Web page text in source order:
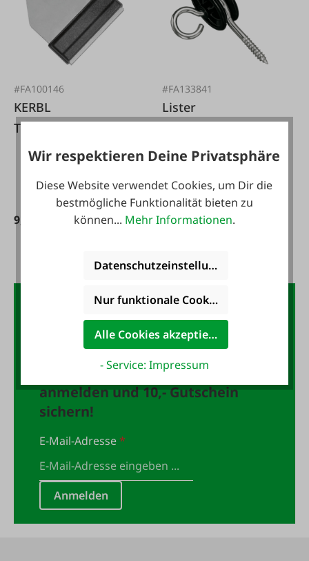
#FA100146
KERBL
Torgriffverbinder
Band 40 mm, 4 Stk.
9,50 €*
#FA133841
Lister
Stück
Inhalt:10 Stück(0,81 € / 1
Ab
Der FAIE-Newsletter:
10,- Gutschein
Jetzt für den FAIE-Newsletter
anmelden und 10,- Gutschein
sichern!
E-Mail-Adresse*
Anmelden
Wir respektieren Deine Privatsphäre
Diese Website verwendet Cookies, um Dir die
bestmögliche Funktionalität bieten zu
können... Mehr Informationen.
Datenschutzeinstellungen
Nur funktionale Cookies akzeptieren
Alle Cookies akzeptieren
- Service: Impressum